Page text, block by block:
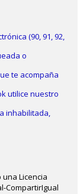
(90, 91, 92,
o
te acompaña
utilice nuestro
inhabilitada,
Licencia
CompartirIgual